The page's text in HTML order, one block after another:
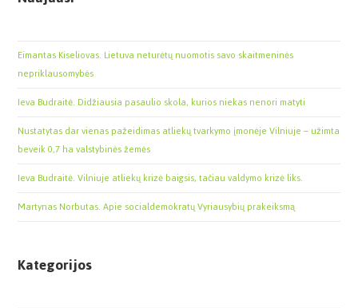
Eimantas Kiseliovas. Lietuva neturėtų nuomotis savo skaitmeninės
nepriklausomybės
Ieva Budraitė. Didžiausia pasaulio skola, kurios niekas nenori matyti
Nustatytas dar vienas pažeidimas atliekų tvarkymo įmonėje Vilniuje – užimta
beveik 0,7 ha valstybinės žemės
Ieva Budraitė. Vilniuje atliekų krizė baigsis, tačiau valdymo krizė liks.
Martynas Norbutas. Apie socialdemokratų Vyriausybių prakeiksmą
Kategorijos